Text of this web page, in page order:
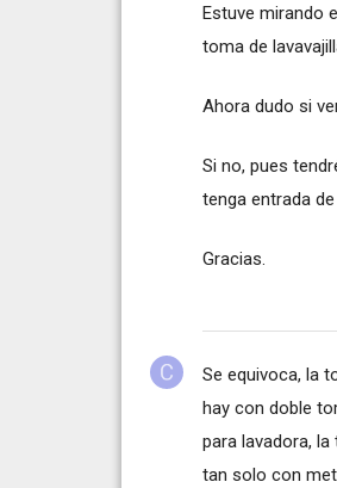
Estuve mirando
toma de
Ahora dudo si
Si no, pues
tenga entrada
Gracias.
Se equivoca, la
hay con doble
para lavadora,
tan solo con